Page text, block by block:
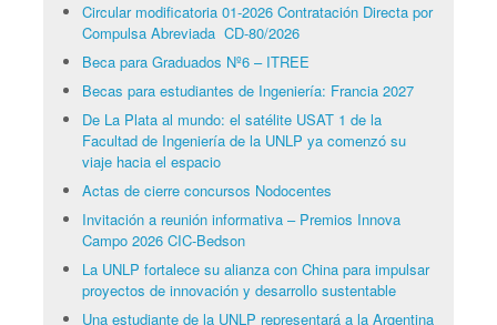
Circular modificatoria 01-2026 Contratación Directa por
Compulsa Abreviada CD-80/2026
Beca para Graduados Nº6 – ITREE
Becas para estudiantes de Ingeniería: Francia 2027
De La Plata al mundo: el satélite USAT 1 de la
Facultad de Ingeniería de la UNLP ya comenzó su
viaje hacia el espacio
Actas de cierre concursos Nodocentes
Invitación a reunión informativa – Premios Innova
Campo 2026 CIC-Bedson
La UNLP fortalece su alianza con China para impulsar
proyectos de innovación y desarrollo sustentable
Una estudiante de la UNLP representará a la Argentina